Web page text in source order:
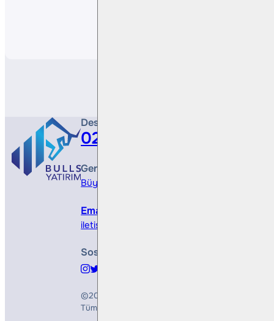
Destek Hattı
0212 410 0500
Genel Müdürlük
Büyükdere Cad. No 173, 1. Levent Plaza, B
Email
iletisim@bullsyatirim.com
Sosyal Medya
©2026
Tüm Hakları Saklıdır